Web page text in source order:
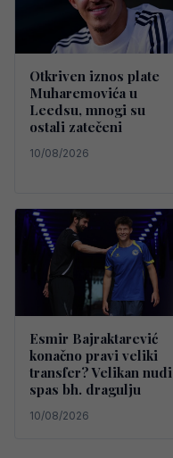
Otkriven iznos plate
Muharemovića u
Leedsu, mnogi su
ostali zatečeni
10/08/2026
Esmir Bajraktarević
konačno pravi veliki
transfer? Velikan nudi
spas bh. dragulju
10/08/2026